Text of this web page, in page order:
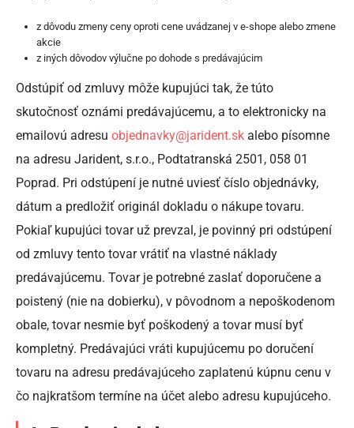
z dôvodu zmeny ceny oproti cene uvádzanej v e-shope alebo zmene
akcie
z iných dôvodov výlučne po dohode s predávajúcim
Odstúpiť od zmluvy môže kupujúci tak, že túto
skutočnosť oznámi predávajúcemu, a to elektronicky na
emailovú adresu objednavky@jarident.sk alebo písomne
na adresu Jarident, s.r.o., Podtatranská 2501, 058 01
Poprad. Pri odstúpení je nutné uviesť číslo objednávky,
dátum a predložiť originál dokladu o nákupe tovaru.
Pokiaľ kupujúci tovar už prevzal, je povinný pri odstúpení
od zmluvy tento tovar vrátiť na vlastné náklady
predávajúcemu. Tovar je potrebné zaslať doporučene a
poistený (nie na dobierku), v pôvodnom a nepoškodenom
obale, tovar nesmie byť poškodený a tovar musí byť
kompletný. Predávajúci vráti kupujúcemu po doručení
tovaru na adresu predávajúceho zaplatenú kúpnu cenu v
čo najkratšom termíne na účet alebo adresu kupujúceho.